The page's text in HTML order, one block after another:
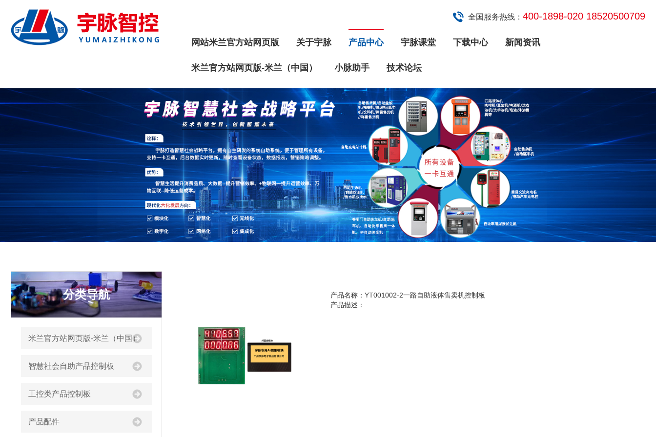
全国服务热线： 400-1898-020 18520500709
网站米兰官方站网页版 关于宇脉 产品中心 宇脉课堂 下载中心 新闻资讯
米兰官方站网页版-米兰（中国） 小脉助手 技术论坛
分类导航
米兰官方站网页版-米兰（中国）
智慧社会自助产品控制板
工控类产品控制板
产品配件
产品名称：YT001002-2一路自助液体售卖机控制板
产品描述：